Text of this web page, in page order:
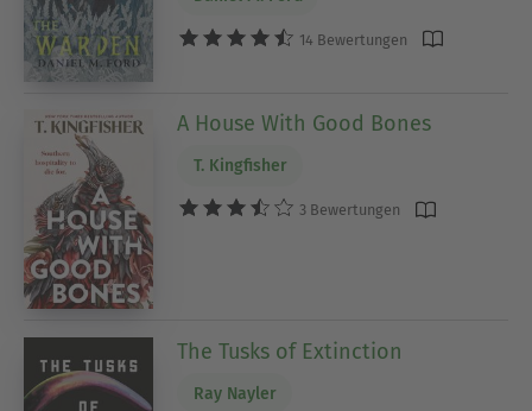
14 Bewertungen
A House With Good Bones
T. Kingfisher
3 Bewertungen
The Tusks of Extinction
Ray Nayler